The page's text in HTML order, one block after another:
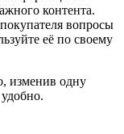
контента.
вопросы
её по своему
изменив одну